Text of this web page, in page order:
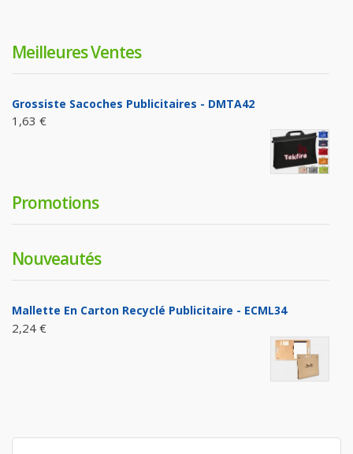
Meilleures Ventes
Grossiste Sacoches Publicitaires - DMTA42
1,63 €
Promotions
Nouveautés
Mallette En Carton Recyclé Publicitaire - ECML34
2,24 €